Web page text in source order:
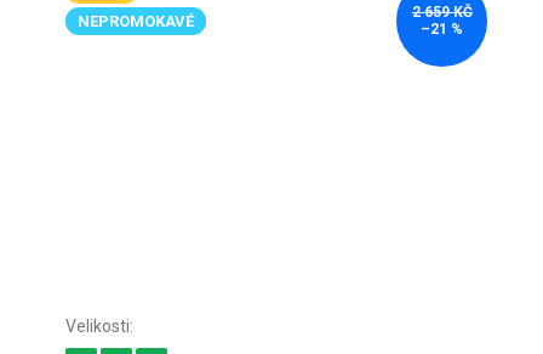
NEPROMOKAVÉ
2 659 KČ
–21 %